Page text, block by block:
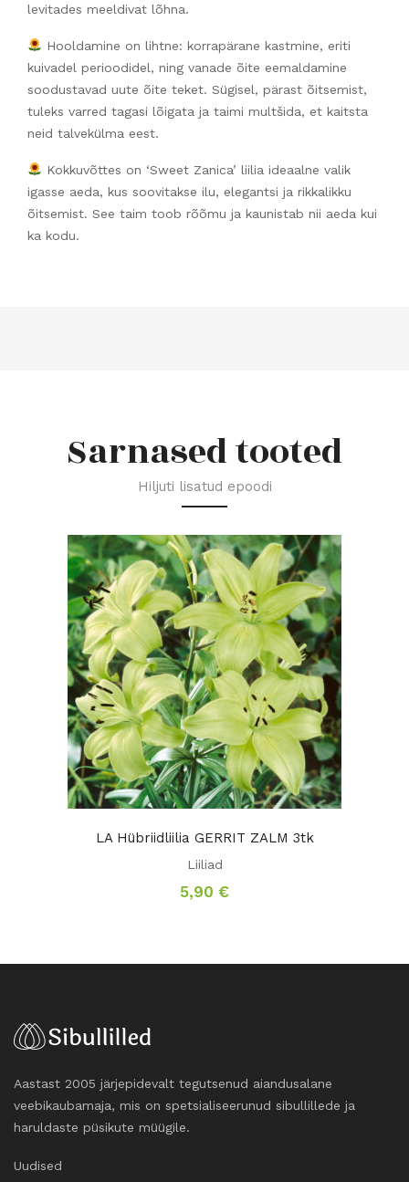
levitades meeldivat lõhna.
Hooldamine on lihtne: korrapärane kastmine, eriti
kuivadel perioodidel, ning vanade õite eemaldamine
soodustavad uute õite teket. Sügisel, pärast õitsemist,
tuleks varred tagasi lõigata ja taimi multšida, et kaitsta
neid talvekülma eest.
Kokkuvõttes on ‘Sweet Zanica’ liilia ideaalne valik
igasse aeda, kus soovitakse ilu, elegantsi ja rikkalikku
õitsemist. See taim toob rõõmu ja kaunistab nii aeda kui
ka kodu.
Sarnased tooted
Hiljuti lisatud epoodi
LA Hübriidliilia GERRIT ZALM 3tk
Liiliad
5,90 €
Aastast 2005 järjepidevalt tegutsenud aiandusalane
veebikaubamaja, mis on spetsialiseerunud sibullillede ja
haruldaste püsikute müügile.
Uudised